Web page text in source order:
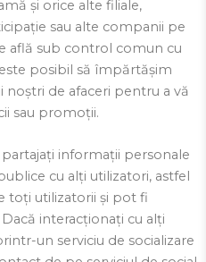
și orice alte filiale,
sau alte companii pe
află sub control comun cu
posibil să împărtășim
de afaceri pentru a vă
sau promoții.
informații personale
cu alți utilizatori, astfel
toți utilizatorii și pot fi
interacționați cu alți
un serviciu de socializare